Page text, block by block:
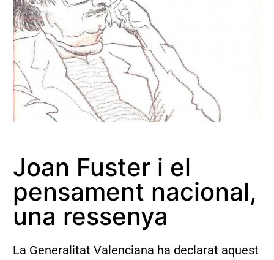
Joan Fuster i el
pensament nacional,
una ressenya
La Generalitat Valenciana ha declarat aquest